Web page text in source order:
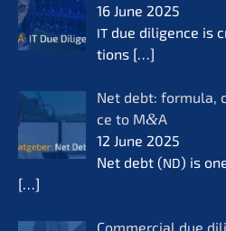
16 June 2025
IT due diligence is
tions […]
Net debt: formu­la,
ce to M&A
12 June 2025
Net debt (ND) is
[…]
Commer­cial due